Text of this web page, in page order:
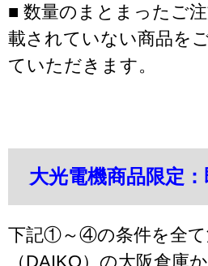
■ 数量のまとまったご
載されていない商品を
ていただきます。
大光電機商品限定
下記①～④の条件を全て
（DAIKO）の大阪倉庫